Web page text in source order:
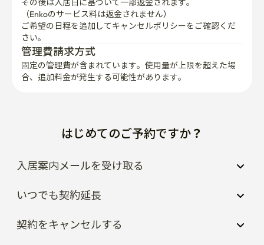
メゾンベランダは、休息、旅行、ビジネスなど、あなた
の滞在が暖かく、快適で、簡単に感じられるように注意
深く準備されています。
さい。
管理費請求方式
固定の管理費が含まれています。使用量が上限を超えた場
合、追加料金が発生する可能性があります。
入居案内メールを受け取る
いつでも契約延長
契約をキャンセルする
RC書類はどうやってもらえますか？